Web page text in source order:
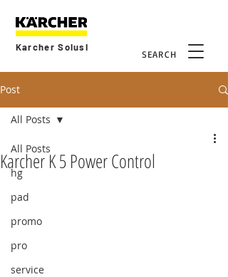
SEARCH
Karcher Solusi
Post
All Posts
hg
pad
promo
pro
service
All Posts
Karcher K 5 Power Control